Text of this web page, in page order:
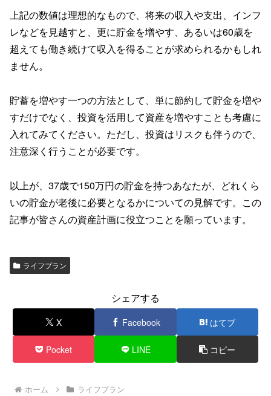
上記の数値は理想的なもので、将来の収入や支出、インフ
レなどを見越すと、更に貯金を増やす、あるいは60歳を
超えても働き続けて収入を得ることが求められるかもしれ
ません。
貯蓄を増やす一つの方法として、単に節約して貯金を増や
すだけでなく、投資を活用して資産を増やすことも考慮に
入れてみてください。ただし、投資はリスクも伴うので、
注意深く行うことが必要です。
以上が、37歳で150万円の貯金を持つあなたが、どれくら
いの貯金が老後に必要となるかについての見解です。この
記事が皆さんの資産計画に役立つことを願っています。
ライフプラン
シェアする
X Facebook はてブ
Pocket LINE コピー
ホーム ライフプラン